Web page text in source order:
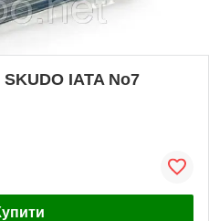
SKUDO IATA No7